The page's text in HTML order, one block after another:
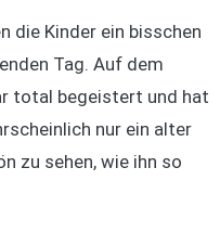
die Kinder ein bisschen
Tag. Auf dem
total begeistert und hat
nur ein alter
zu sehen, wie ihn so